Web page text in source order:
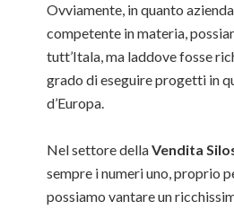
Ovviamente, in quanto
competente in materia,
tutt’Itala, ma laddove fosse
grado di eseguire progetti in
d’Europa.
Nel settore dellaVendita
sempre i numeri uno, proprio
possiamo vantare un